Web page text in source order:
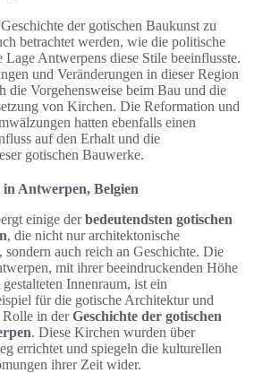
der gotischen Baukunst zu
betrachtet werden, wie die politische
Antwerpens diese Stile beeinflusste.
und Veränderungen in dieser Region
die Vorgehensweise beim Bau und die
von Kirchen. Die Reformation und
hatten ebenfalls einen
auf den Erhalt und die
gotischen Bauwerke.
Antwerpen, Belgien
einige derbedeutendsten gotischen
, die nicht nur architektonische
auch reich an Geschichte. Die
mit ihrer beeindruckenden Höhe
Innenraum, ist ein
für die gotische Architektur und
Rolle in derGeschichte der gotischen
. Diese Kirchen wurden über
errichtet und spiegeln die kulturellen
ihrer Zeit wider.